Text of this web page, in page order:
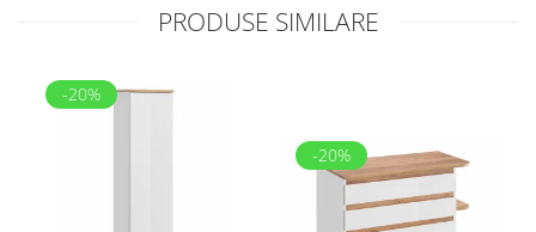
PRODUSE SIMILARE
-20%
-20%